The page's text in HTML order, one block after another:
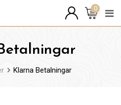
0
Klarna Betalningar